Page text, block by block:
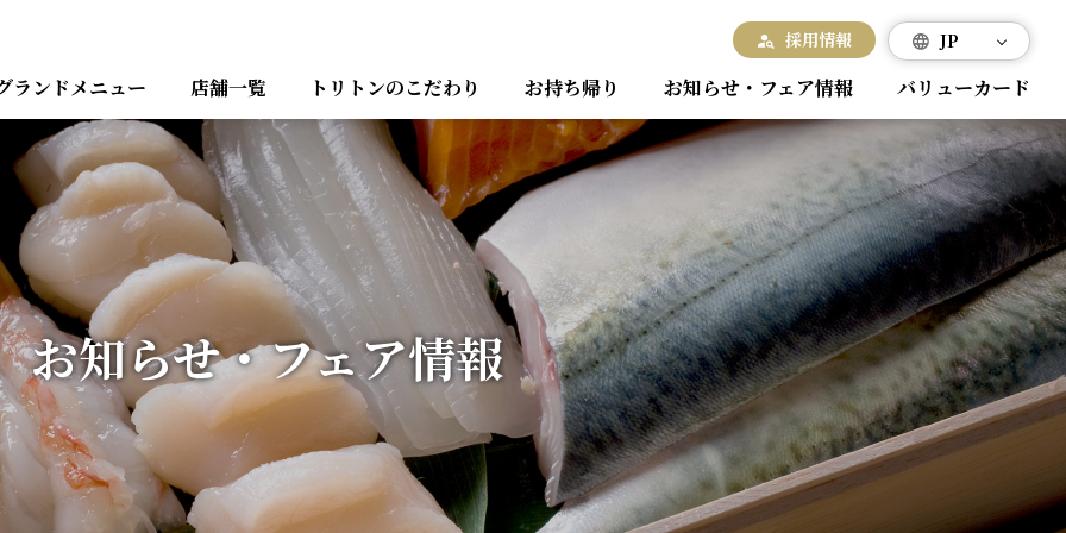
ランドメニュー 店舗一覧 トリトンのこだわり お持ち帰り お知らせ・フェア情報 バリューカード
JP
採用情報
お知らせ・フェア情報